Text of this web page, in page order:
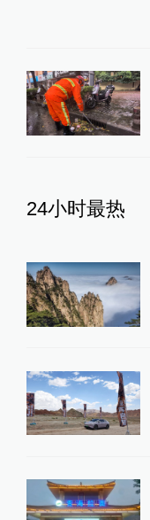
24小时最热